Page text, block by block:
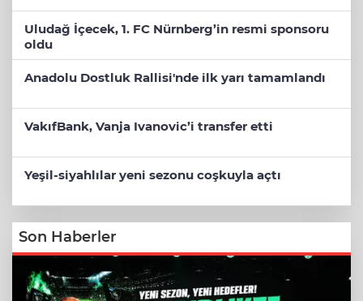
Uludağ İçecek, 1. FC Nürnberg’in resmi sponsoru
oldu
Anadolu Dostluk Rallisi'nde ilk yarı tamamlandı
VakıfBank, Vanja Ivanovic’i transfer etti
Yeşil-siyahlılar yeni sezonu coşkuyla açtı
Son Haberler